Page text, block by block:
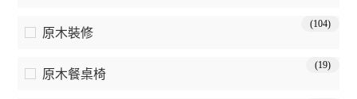
原木裝修
(104)
原木餐桌椅
(19)